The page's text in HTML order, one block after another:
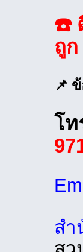
☎️
ถูก
📌
โท
สำ